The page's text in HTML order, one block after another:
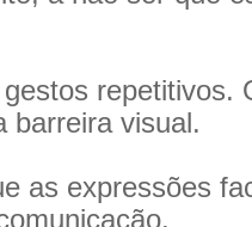
repetitivos.
barreira visual.
as expressões